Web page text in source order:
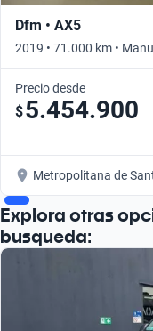
Dfm • AX5
2019 • 71.000 km •
Precio desde
$5.454.900
Metropolitana de
Explora otras
busqueda: